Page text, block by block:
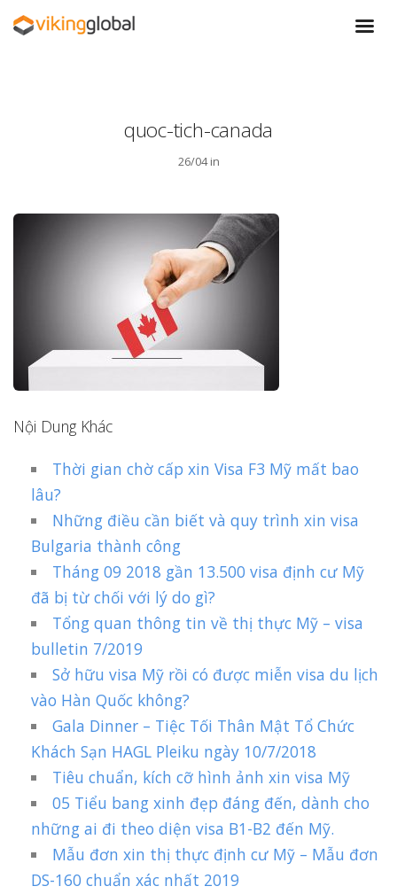
quoc-tich-canada
26/04 in
Nội Dung Khác
Thời gian chờ cấp xin Visa F3 Mỹ mất bao
lâu?
Những điều cần biết và quy trình xin visa
Bulgaria thành công
Tháng 09 2018 gần 13.500 visa định cư Mỹ
đã bị từ chối với lý do gì?
Tổng quan thông tin về thị thực Mỹ – visa
bulletin 7/2019
Sở hữu visa Mỹ rồi có được miễn visa du lịch
vào Hàn Quốc không?
Gala Dinner – Tiệc Tối Thân Mật Tổ Chức
Khách Sạn HAGL Pleiku ngày 10/7/2018
Tiêu chuẩn, kích cỡ hình ảnh xin visa Mỹ
05 Tiểu bang xinh đẹp đáng đến, dành cho
những ai đi theo diện visa B1-B2 đến Mỹ.
Mẫu đơn xin thị thực định cư Mỹ – Mẫu đơn
DS-160 chuẩn xác nhất 2019